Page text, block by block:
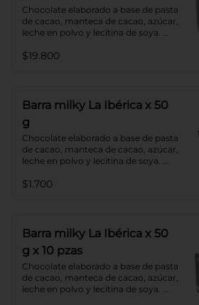
Chocolate elaborado a base de pasta
de cacao, manteca de cacao, azúcar,
leche en polvo y lecitina de soya.
cacao: 40%.
$19.800
Barra milky La Ibérica x 50
g
Chocolate elaborado a base de pasta
de cacao, manteca de cacao, azúcar,
leche en polvo y lecitina de soya.
$1.700
Barra milky La Ibérica x 50
g x 10 pzas
Chocolate elaborado a base de pasta
de cacao, manteca de cacao, azúcar,
leche en polvo y lecitina de soya.